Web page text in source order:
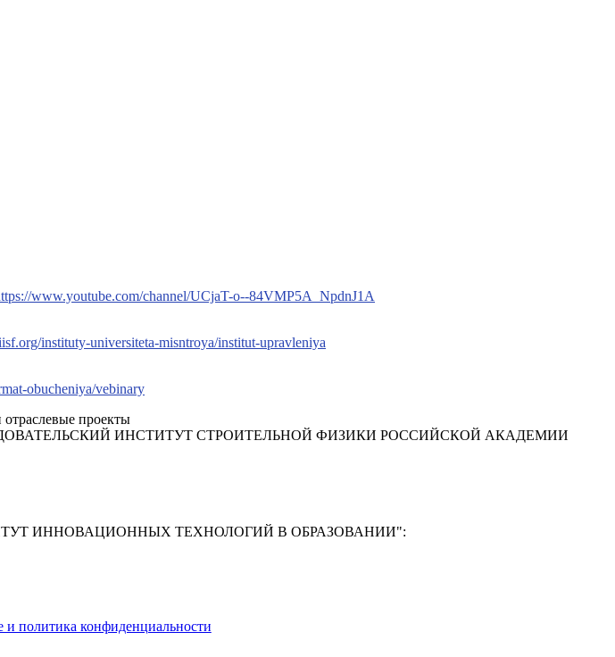
www.youtube.com/channel/UCjaT-o--84VMP5A_NpdnJ1A
instituty-universiteta-misntroya/institut-upravleniya
obucheniya/vebinary
отраслевые проекты
ИНСТИТУТ СТРОИТЕЛЬНОЙ ФИЗИКИ РОССИЙСКОЙ АКАДЕМИИ
ИННОВАЦИОННЫХ ТЕХНОЛОГИЙ В ОБРАЗОВАНИИ":
и политика конфиденциальности